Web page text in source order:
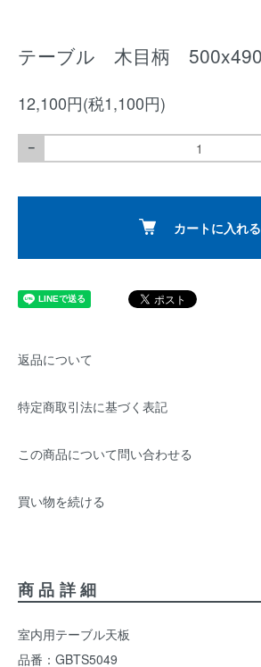
テーブル 木目柄
12,100円(税1,100円)
－
カートに入れる
返品について
特定商取引法に基づく表記
この商品について問い合わせる
買い物を続ける
商品詳細
室内用テーブル天板
品番：GBTS5049